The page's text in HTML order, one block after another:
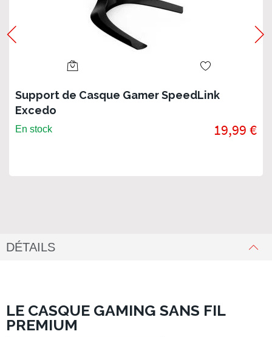
Support de Casque Gamer SpeedLink
Excedo
En stock 19,99 €
DÉTAILS
LE CASQUE GAMING SANS FIL
PREMIUM